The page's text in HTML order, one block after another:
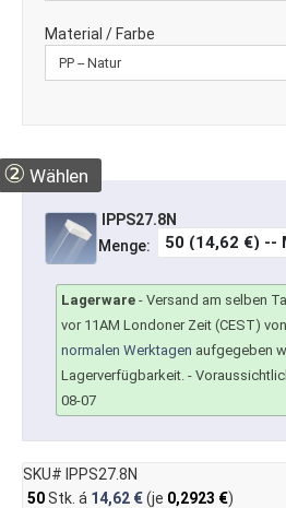
Material / Farbe
② Wählen
IPPS27.8N
Menge:
Lagerware - Versand am selben
vor 11AM Londoner Zeit (CEST)
normalen Werktagen aufgegeben
Lagerverfügbarkeit. -
08-07
SKU# IPPS27.8N
50Stk. á 14,62 €(je 0,2923 €)